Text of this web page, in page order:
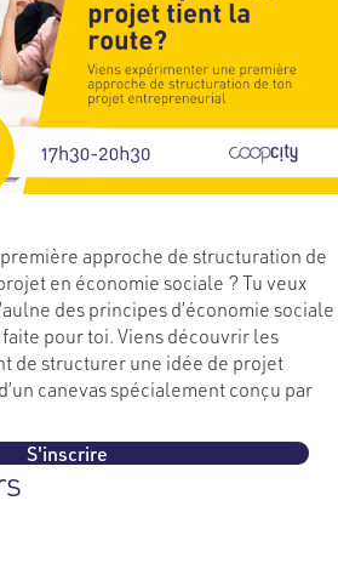
approche de structuration de
en économie sociale ? Tu veux
des principes d’économie sociale
pour toi. Viens découvrir les
de structurer une idée de projet
canevas spécialement conçu par
S'inscrire